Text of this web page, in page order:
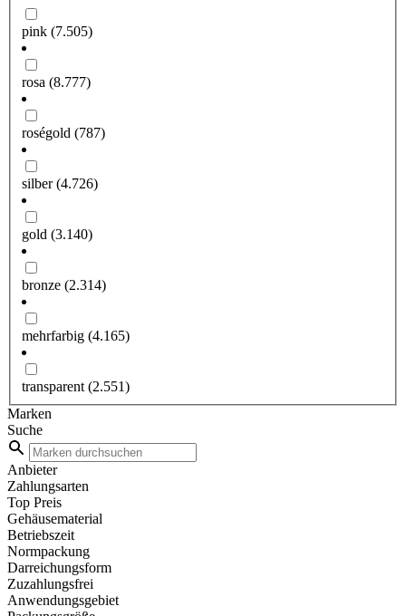
pink (7.505)
rosa (8.777)
roségold (787)
silber(4.726)
gold (3.140)
bronze (2.314)
mehrfarbig (4.165)
transparent (2.551)
Marken
Suche
Anbieter
Zahlungsarten
Top Preis
Gehäusematerial
Betriebszeit
Normpackung
Darreichungsform
Zuzahlungsfrei
Anwendungsgebiet